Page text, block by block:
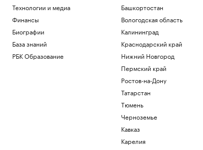
Технологии и медиа
Финансы
Биографии
База знаний
РБК Образование
Башкортостан
Вологодская область
Калининград
Краснодарский край
Нижний Новгород
Пермский край
Ростов-на-Дону
Татарстан
Тюмень
Черноземье
Кавказ
Карелия